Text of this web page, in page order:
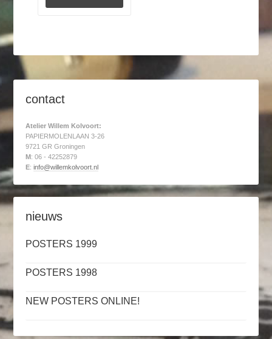
contact
Atelier Willem Kolvoort:
PAPIERMOLENLAAN 3-26
9721 GR Groningen
M : 06 - 42252879
E:info@willemkolvoort.nl
nieuws
POSTERS 1999
POSTERS 1998
NEW POSTERS ONLINE!